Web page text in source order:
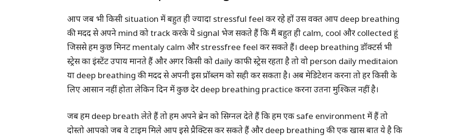
आप जब भी किसी situation में बहुत ही ज्यादा stressful feel कर रहे हों उस वक्त आप deep breathing
की मदद से अपने mind को track करके ये signal भेज सकते हैं कि मैं बहुत ही calm, cool और collected हूं
जिससे हम कुछ मिनट mentaly calm और stressfree feel कर सकते हैं। deep breathing डॉक्टर्स भी
स्ट्रेस का इंस्टेंट उपाय मानते हैं और अगर किसी को daily काफी स्ट्रेस रहता है तो वो person daily meditaion
या deep breathing की मदद से अपनी इस प्रॉब्लम को सही कर सकता है। अब मेडिटेशन करना तो हर किसी के
लिए आसान नहीं होता लेकिन दिन में कुछ देर deep breathing practice करना उतना मुश्किल नहीं है।
जब हम deep breath लेते हैं तो हम अपने ब्रेन को सिग्नल देते हैं कि हम एक safe environment में हैं तो
दोस्तो आपको जब वे टाइम मिले आप इसे प्रैक्टिस कर सकते हैं और deep breathing की एक खास बात ये है कि